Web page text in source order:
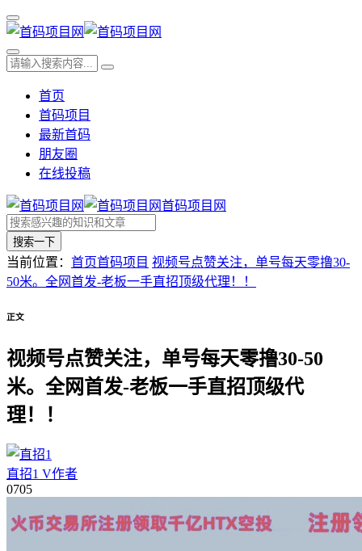
首页
首码项目
最新首码
朋友圈
在线投稿
首码项目网
搜索一下
当前位置： 首页首码项目 视频号点赞关注，单号每天零撸30-
50米。全网首发-老板一手直招顶级代理！！
正文
视频号点赞关注，单号每天零撸30-50
米。全网首发-老板一手直招顶级代
理！！
直招1 V作者
0705